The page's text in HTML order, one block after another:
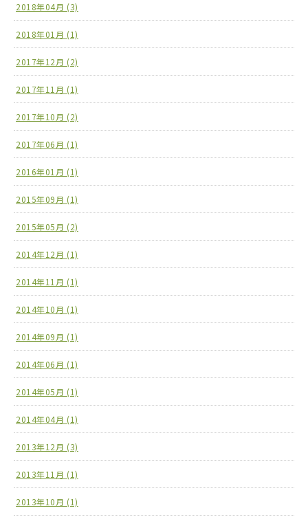
2018年04月 (3)
2018年01月 (1)
2017年12月 (2)
2017年11月 (1)
2017年10月 (2)
2017年06月 (1)
2016年01月 (1)
2015年09月 (1)
2015年05月 (2)
2014年12月 (1)
2014年11月 (1)
2014年10月 (1)
2014年09月 (1)
2014年06月 (1)
2014年05月 (1)
2014年04月 (1)
2013年12月 (3)
2013年11月 (1)
2013年10月 (1)